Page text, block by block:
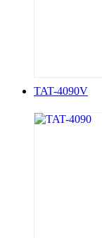
TAT-4090V